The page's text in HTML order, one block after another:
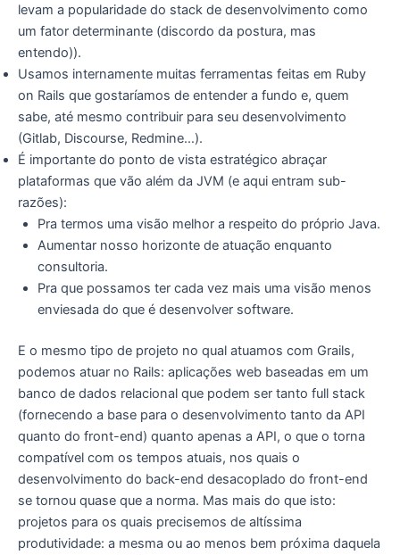
levam a popularidade do stack de desenvolvimento como
um fator determinante (discordo da postura, mas
entendo)).
Usamos internamente muitas ferramentas feitas em Ruby
on Rails que gostaríamos de entender a fundo e, quem
sabe, até mesmo contribuir para seu desenvolvimento
(Gitlab, Discourse, Redmine…).
É importante do ponto de vista estratégico abraçar
plataformas que vão além da JVM (e aqui entram sub-
razões):
Pra termos uma visão melhor a respeito do próprio Java.
Aumentar nosso horizonte de atuação enquanto
consultoria.
Pra que possamos ter cada vez mais uma visão menos
enviesada do que é desenvolver software.
E o mesmo tipo de projeto no qual atuamos com Grails,
podemos atuar no Rails: aplicações web baseadas em um
banco de dados relacional que podem ser tanto full stack
(fornecendo a base para o desenvolvimento tanto da API
quanto do front-end) quanto apenas a API, o que o torna
compatível com os tempos atuais, nos quais o
desenvolvimento do back-end desacoplado do front-end
se tornou quase que a norma. Mas mais do que isto:
projetos para os quais precisemos de altíssima
produtividade: a mesma ou ao menos bem próxima daquela